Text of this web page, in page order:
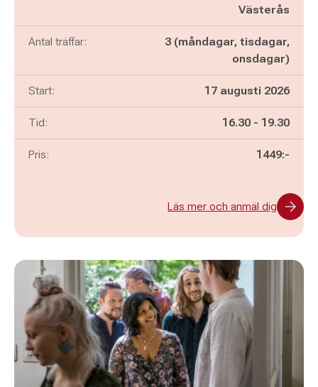
Västerås
Antal träffar:
3 (måndagar, tisdagar,
onsdagar)
Start: 17 augusti 2026
Tid: Pågår mellan
16.30 - och
19.30
Pris: 1449:-
Läs mer och anmäl dig